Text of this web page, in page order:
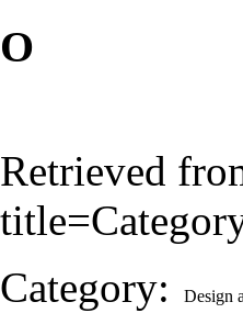
O
Retrieved
Category: Design